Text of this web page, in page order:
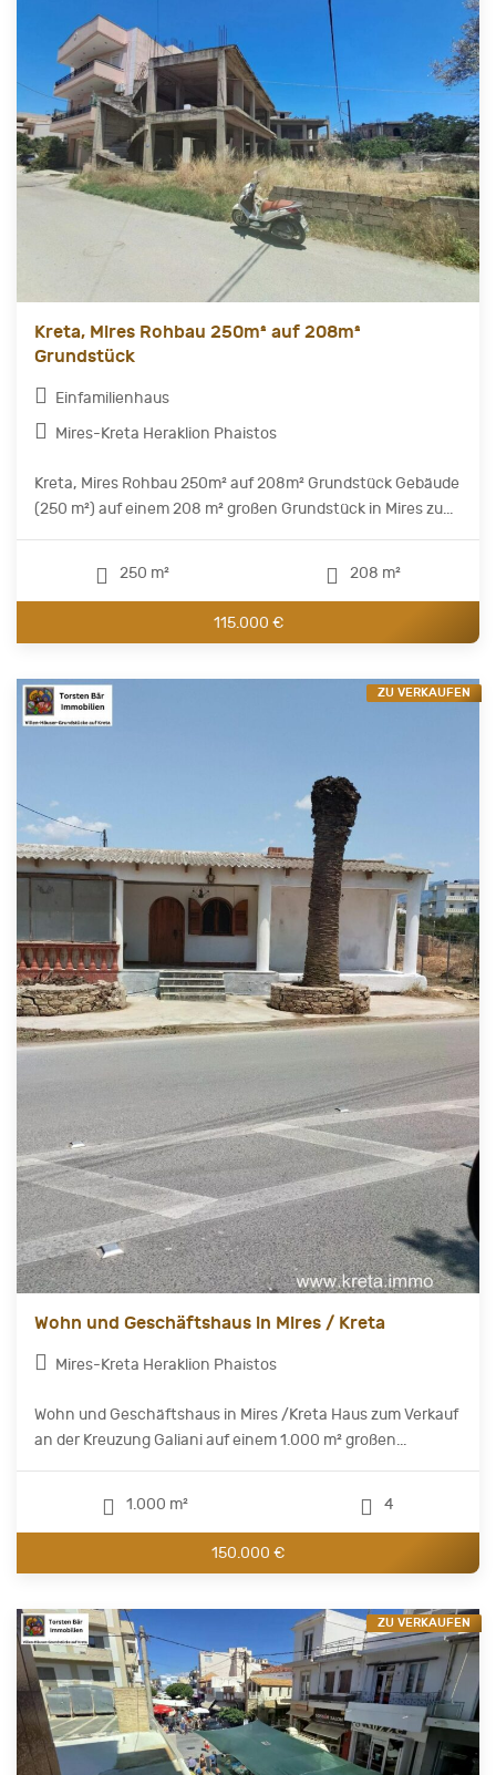
Kreta, Mires Rohbau 250m² auf 208m²
Grundstück
Einfamilienhaus
Mires-Kreta Heraklion Phaistos
Kreta, Mires Rohbau 250m² auf 208m² Grundstück Gebäude
(250 m²) auf einem 208 m² großen Grundstück in Mires zu...
250 m² 208 m²
115.000 €
Wohn und Geschäftshaus in Mires / Kreta
Mires-Kreta Heraklion Phaistos
Wohn und Geschäftshaus in Mires /Kreta Haus zum Verkauf
an der Kreuzung Galiani auf einem 1.000 m² großen...
1.000 m² 4
150.000 €
ZU VERKAUFEN
ZU VERKAUFEN